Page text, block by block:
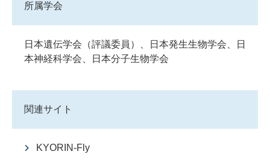
所属学会
日本遺伝学会（評議委員）、日本発生生物学会、日
本神経科学会、日本分子生物学会
関連サイト
KYORIN-Fly